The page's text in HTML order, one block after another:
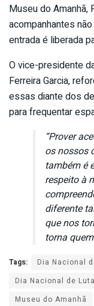
Museu do Amanhã,
acompanhantes
entrada é liberada
O vice-presidente
Ferreira Garcia,
essas diante dos
para frequentar
“Prover
os nossos
também é
respeito à
diferente
que nos
torna
Tags:
Dia Nacional
Dia Nacional de
Museu do Amanhã